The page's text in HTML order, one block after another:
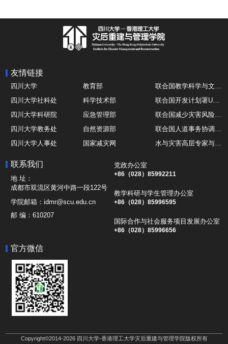
友情链接
四川大学 教育部
四川大学社科处
科学技术部
联合国开发计划署UNDP
四川大学科研院
应急管理部
联合国减少灾害风险办公室UNDRR
四川大学教务处
自然资源部
四川大学人事处
国家减灾网
水与灾害高层专家与领导组 HELP
地震与火山研究室
联系我们
地 址：
成都市双流区黄河中路一段122号
学院邮箱：idmr@scu.edu.cn
邮 编：610207
党政办公室
+86（028）85992211
教学科研与学生管理办公室
+86（028）85996595
国际合作与社会服务项目发展办公室
+86（028）85996656
官方微信
Copyright©2014-2026 四川大学-香港理工大学灾后重建与管理学院版权所有